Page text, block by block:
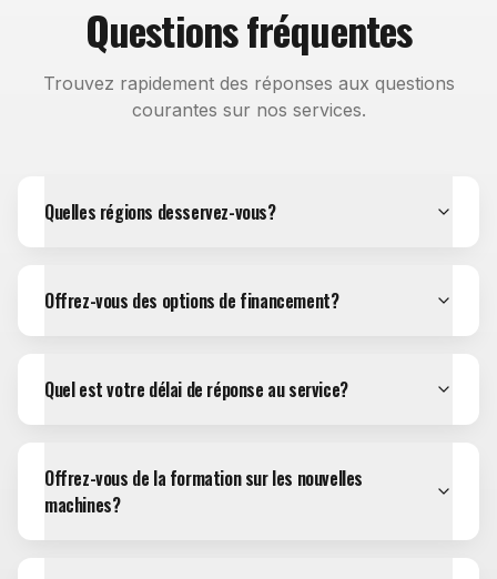
Questions fréquentes
Trouvez rapidement des réponses aux questions
courantes sur nos services.
Quelles régions desservez-vous?
Offrez-vous des options de financement?
Quel est votre délai de réponse au service?
Offrez-vous de la formation sur les nouvelles
machines?